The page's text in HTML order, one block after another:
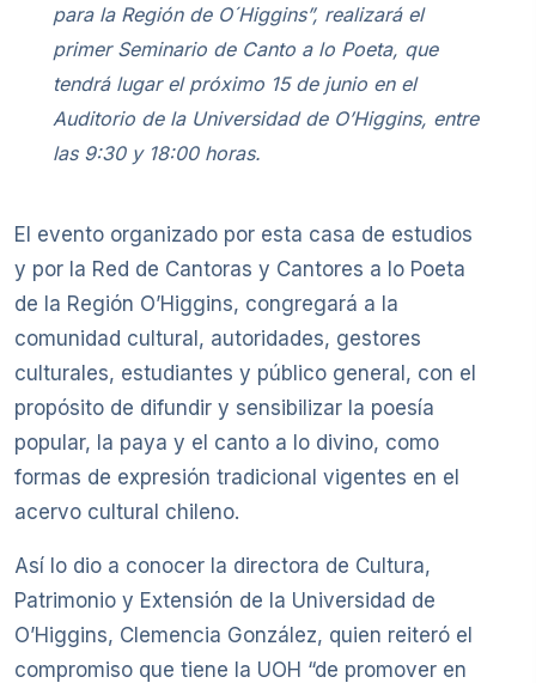
para la Región de O´Higgins”, realizará el
primer Seminario de Canto a lo Poeta, que
tendrá lugar el próximo 15 de junio en el
Auditorio de la Universidad de O’Higgins, entre
las 9:30 y 18:00 horas.
El evento organizado por esta casa de estudios
y por la Red de Cantoras y Cantores a lo Poeta
de la Región O’Higgins, congregará a la
comunidad cultural, autoridades, gestores
culturales, estudiantes y público general, con el
propósito de difundir y sensibilizar la poesía
popular, la paya y el canto a lo divino, como
formas de expresión tradicional vigentes en el
acervo cultural chileno.
Así lo dio a conocer la directora de Cultura,
Patrimonio y Extensión de la Universidad de
O’Higgins, Clemencia González, quien reiteró el
compromiso que tiene la UOH “de promover en